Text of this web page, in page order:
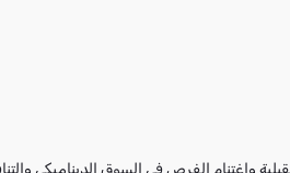
وإغتنام الفرص في السوق الديناميكي